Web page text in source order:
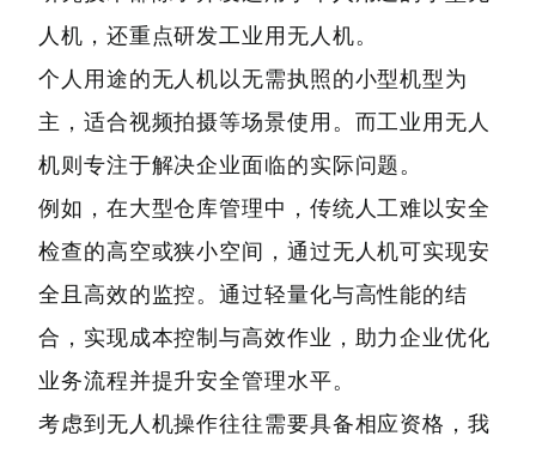
人机，还重点研发工业用无人机。
个人用途的无人机以无需执照的小型机型为
主，适合视频拍摄等场景使用。而工业用无人
机则专注于解决企业面临的实际问题。
例如，在大型仓库管理中，传统人工难以安全
检查的高空或狭小空间，通过无人机可实现安
全且高效的监控。通过轻量化与高性能的结
合，实现成本控制与高效作业，助力企业优化
业务流程并提升安全管理水平。
考虑到无人机操作往往需要具备相应资格，我